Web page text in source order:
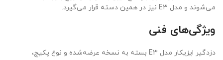
می‌شوند و مدل E3 نیز در همین دسته قرار می‌گیرد.
ویژگی‌های فنی
دزدگیر ایزیکار مدل E3 بسته به نسخه عرضه‌شده و نوع پکیج،